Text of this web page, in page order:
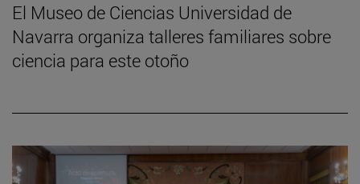
El Museo de Ciencias Universidad de
Navarra organiza talleres familiares sobre
ciencia para este otoño